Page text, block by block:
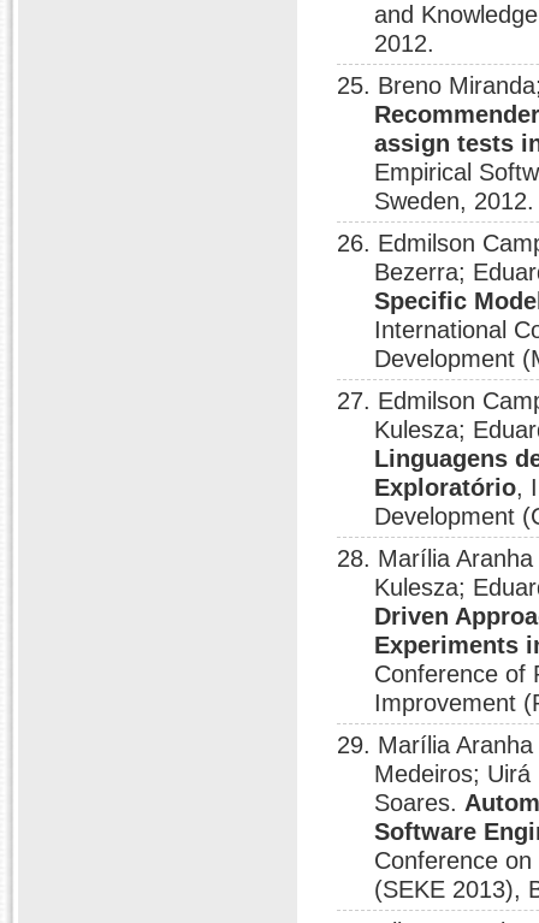
and
2012.
25. Breno
assign tests
Empirical
Sweden, 2012.
26. Edmilson
Bezerra;
Specific
International
Development
27. Edmilson
Kulesza;
Linguagens
Exploratório,
Development
28. Marília
Kulesza;
Driven
Experiments
Conference of
Improvement
29. Marília
Medeiros; Uirá
Soares.
Software
Conference
(SEKE 2013),